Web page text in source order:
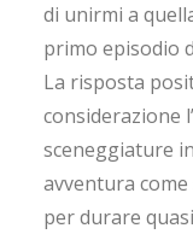
di unirmi a
primo episodio
La risposta
considerazione
sceneggiature
avventura
per durare